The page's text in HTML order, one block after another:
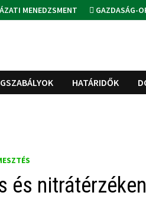
MENEDZSMENT GAZDASÁG-
HATÁRIDŐK
és